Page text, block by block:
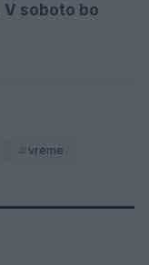
V soboto bo
vreme